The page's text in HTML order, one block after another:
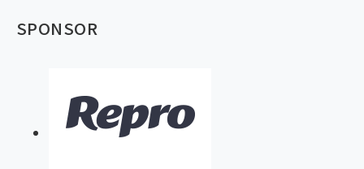
SPONSOR